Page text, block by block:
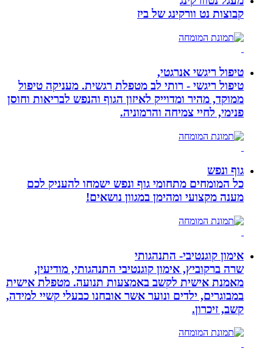
קבוצות נט וורקינג של ביז
טיפול ריגשי אנרגטי,
טיפול ריגשי - רותי לב מטפלת רגשית. מעניקה טיפול
ממוקד, מהיר ומדוייק לאיזון הגוף והנפש לבריאות וחוסן
פנימי, לחיי צמיחה והרמוניה.
גוף ונפש
כל המומחים מתחומי גוף ונפש ישמחו להעניק לכם
מענה מקצועי ומהימן במגוון נושאים!
אימון קוגנטיבי- התנהגותי
שרה ברקוביץ, אימון קוגנטיבי התנהגותי, מודיעין,
מאמנת אישית לקשב באמצעות תנועה. מטפלת אישית
במבוגרים, ילדים ונוער אשר אובחנו כבעלי קשיי למידה,
קשב, זיכרון.